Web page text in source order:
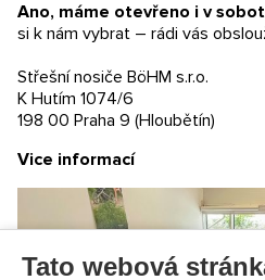
Garance
Obchodní
Ochrana
Tato webová
Ano, máme otevřeno i v
si k nám vybrat – rádi vás
Střešní nosiče BöHM s.r.o.
K Hutím 1074/6
198 00 Praha 9 (Hloubětín)
Vice informací